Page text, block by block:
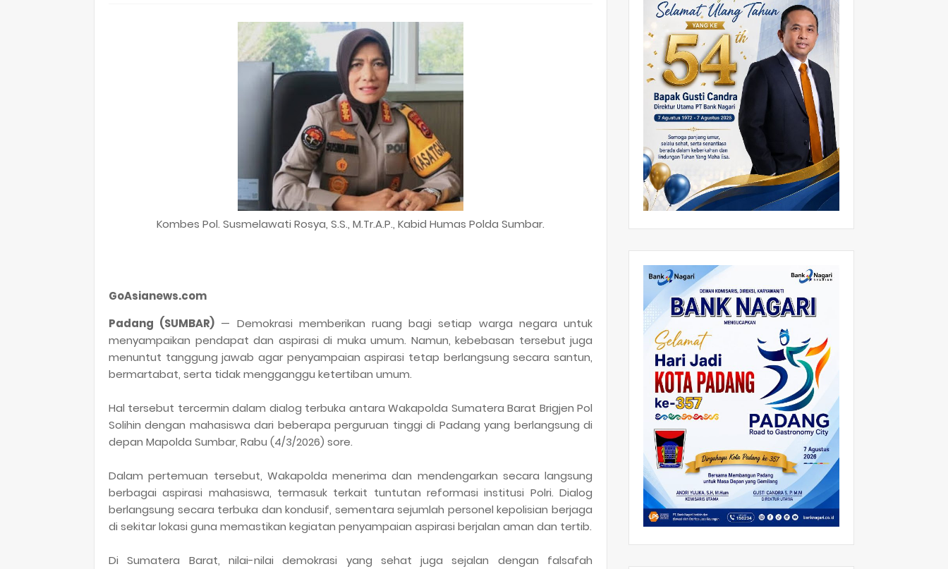
Kombes Pol. Susmelawati Rosya, S.S., M.Tr.A.P., Kabid Humas Polda Sumbar.
GoAsianews.com
Padang (SUMBAR) — Demokrasi memberikan ruang bagi setiap warga negara untuk
menyampaikan pendapat dan aspirasi di muka umum. Namun, kebebasan tersebut juga
menuntut tanggung jawab agar penyampaian aspirasi tetap berlangsung secara santun,
bermartabat, serta tidak mengganggu ketertiban umum.
Hal tersebut tercermin dalam dialog terbuka antara Wakapolda Sumatera Barat Brigjen Pol
Solihin dengan mahasiswa dari beberapa perguruan tinggi di Padang yang berlangsung di
depan Mapolda Sumbar, Rabu (4/3/2026) sore.
Dalam pertemuan tersebut, Wakapolda menerima dan mendengarkan secara langsung
berbagai aspirasi mahasiswa, termasuk terkait tuntutan reformasi institusi Polri. Dialog
berlangsung secara terbuka dan kondusif, sementara sejumlah personel kepolisian berjaga
di sekitar lokasi guna memastikan kegiatan penyampaian aspirasi berjalan aman dan tertib.
Di Sumatera Barat, nilai-nilai demokrasi yang sehat juga sejalan dengan falsafah